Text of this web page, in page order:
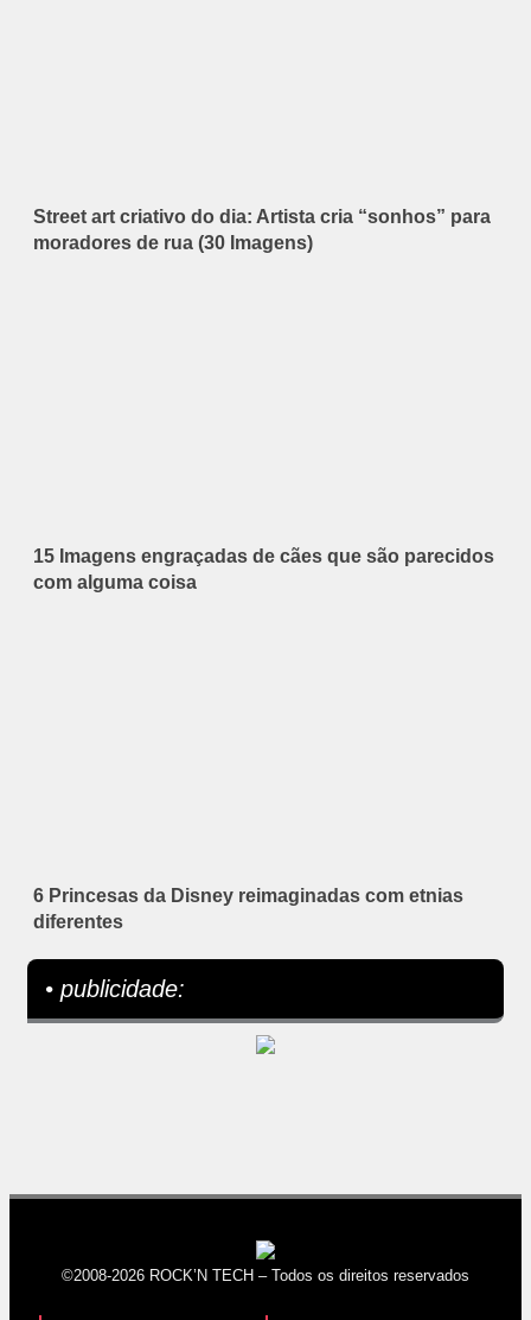
Street art criativo do dia: Artista cria “sonhos” para
moradores de rua (30 Imagens)
15 Imagens engraçadas de cães que são parecidos
com alguma coisa
6 Princesas da Disney reimaginadas com etnias
diferentes
• publicidade:
©2008-2026 ROCK’N TECH – Todos os direitos reservados